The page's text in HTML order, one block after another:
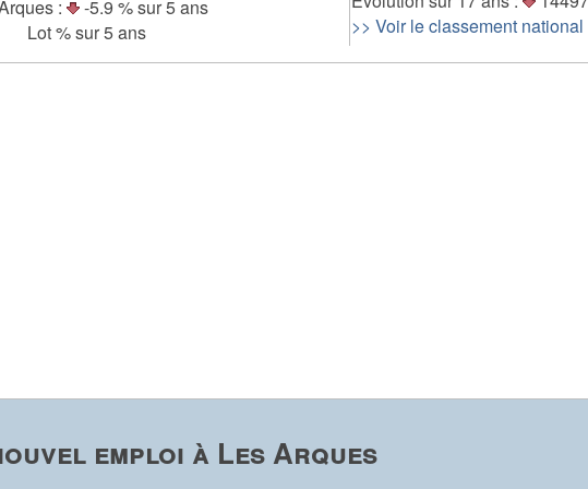
:
-5.9 % sur 5 ans
Lot % sur 5 ans
>> Voir le classement national
emploi à Les Arques